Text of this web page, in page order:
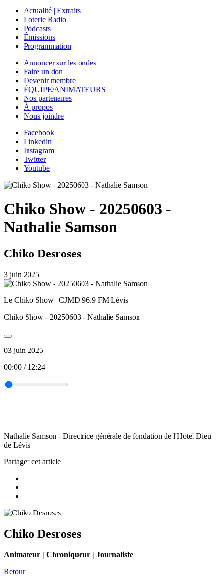
Actualité | Extraits
Loterie Radio
Podcasts
Émissions
Programmation
Annoncer sur les ondes
Faire un don
Devenir membre
ÉQUIPE/ANIMATEURS
Nos partenaires
À propos
Nous joindre
Facebook
Linkedin
Instagram
Twitter
Youtube
Chiko Show - 20250603 -
Nathalie Samson
Chiko Desroses
3 juin 2025
Le Chiko Show | CJMD 96.9 FM Lévis
Chiko Show - 20250603 - Nathalie Samson
03 juin 2025
00:00 / 12:24
Nathalie Samson - Directrice générale de fondation de l'Hotel Dieu
de Lévis
Partager cet article
Chiko Desroses
Animateur | Chroniqueur | Journaliste
Retour